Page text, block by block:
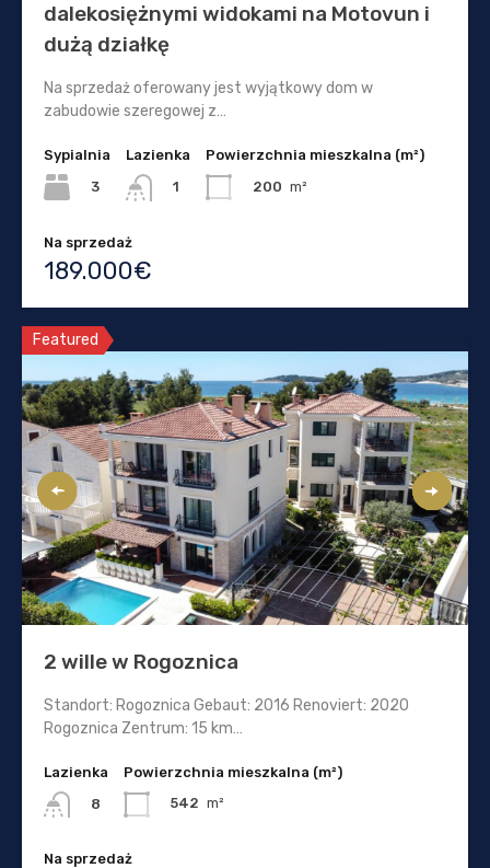
dalekosiężnymi widokami na Motovun i
dużą działkę
Na sprzedaż oferowany jest wyjątkowy dom w
zabudowie szeregowej z…
Sypialnia
3
Lazienka
1
Powierzchnia mieszkalna (m²)
200 m²
Na sprzedaż
189.000€
Featured
2 wille w Rogoznica
Standort: Rogoznica Gebaut: 2016 Renoviert: 2020
Rogoznica Zentrum: 15 km…
Lazienka
8
Powierzchnia mieszkalna (m²)
542 m²
Na sprzedaż